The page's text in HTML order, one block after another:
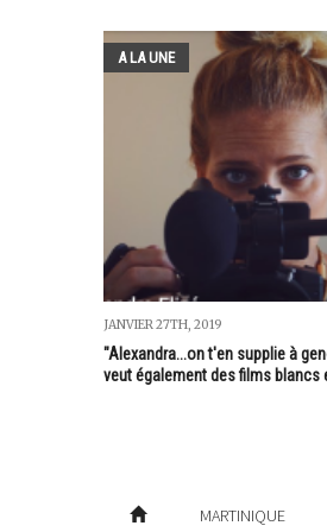
A LA UNE
JANVIER 27TH, 2019
"Alexandra...on t'en supplie à
veut également des films blancs
MARTINIQUE